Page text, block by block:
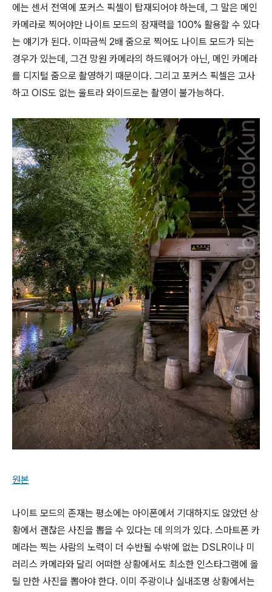
에는 센서 전역에 포커스 픽셀이 탑재되어야 하는데, 그 말은 메인
카메라로 찍어야만 나이트 모드의 잠재력을 100% 활용할 수 있다
는 얘기가 된다. 이따금씩 2배 줌으로 찍어도 나이트 모드가 되는
경우가 있는데, 그건 망원 카메라의 하드웨어가 아닌, 메인 카메라
를 디지털 줌으로 촬영하기 때문이다. 그리고 포커스 픽셀은 고사
하고 OIS도 없는 울트라 와이드로는 촬영이 불가능하다.
원본
나이트 모드의 존재는 평소에는 아이폰에서 기대하지도 않았던 상
황에서 괜찮은 사진을 뽑을 수 있다는 데 의의가 있다. 스마트폰 카
메라는 찍는 사람의 노력이 더 수반될 수밖에 없는 DSLR이나 미
러리스 카메라와 달리 어떠한 상황에서도 최소한 인스타그램에 올
릴 만한 사진을 뽑아야 한다. 이미 주광이나 실내조명 상황에서는